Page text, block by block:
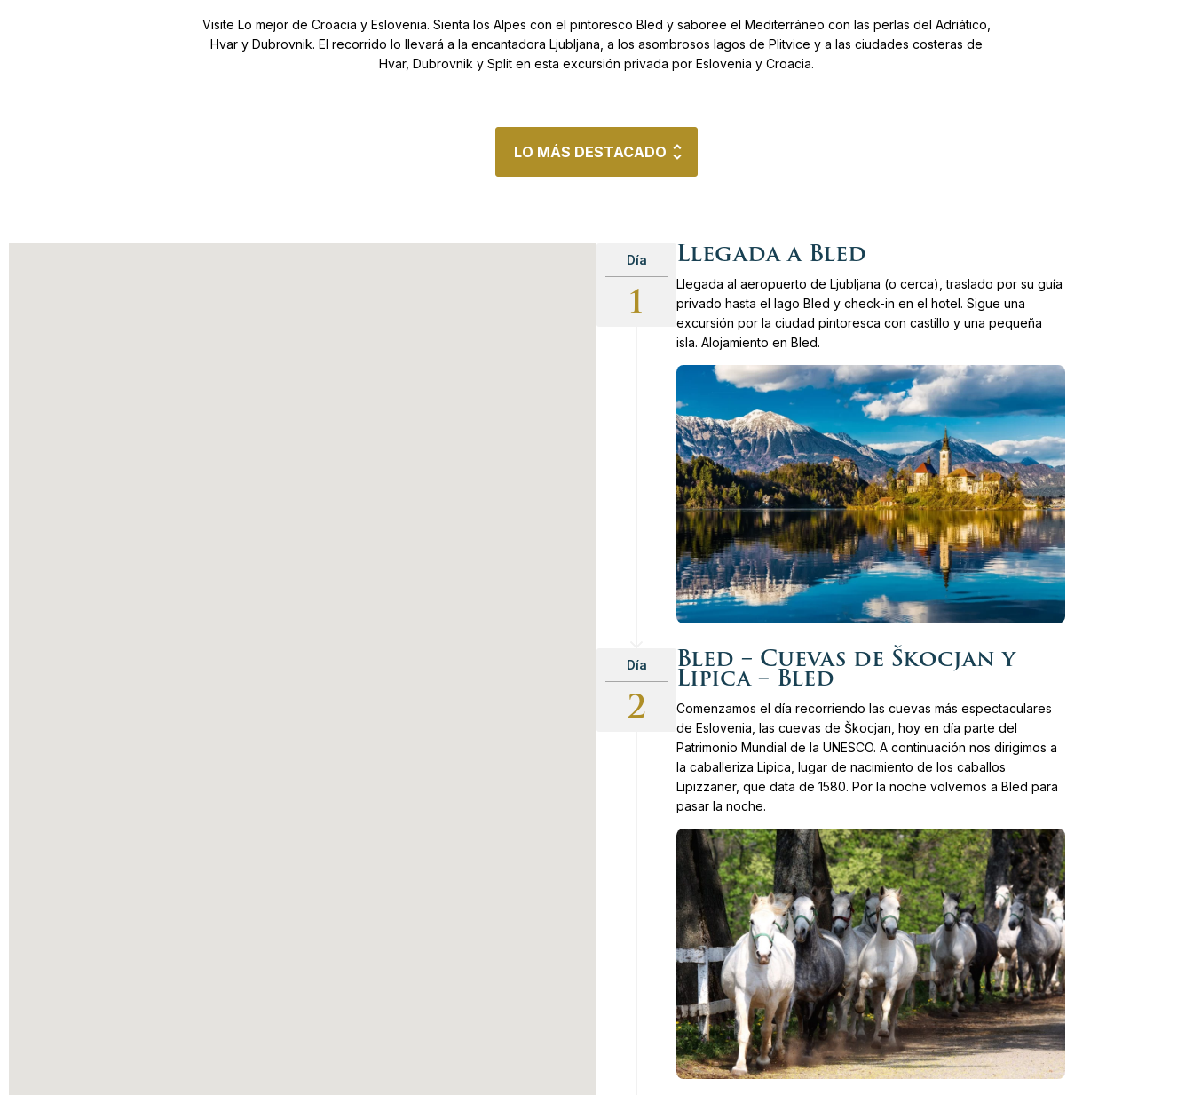
Tour invernal por las capitales de Europa Central
Eslovenia en una semana
Visite Lo mejor de Croacia y Eslovenia. Sienta los Alpes con el pintoresco Bled y saboree el Mediterráneo con las perlas del Adriático,
Hvar y Dubrovnik. El recorrido lo llevará a la encantadora Ljubljana, a los asombrosos lagos de Plitvice y a las ciudades costeras de
Hvar, Dubrovnik y Split en esta excursión privada por Eslovenia y Croacia.
LO MÁS DESTACADO
Destacados del Tour
Cata de vinos en el área de Brda
Restos del Palacio de Diocleciano en Split
Día
1
Llegada a Bled
Llegada al aeropuerto de Ljubljana (o cerca), traslado por su guía
privado hasta el lago Bled y check-in en el hotel. Sigue una
excursión por la ciudad pintoresca con castillo y una pequeña
isla. Alojamiento en Bled.
Día
2
Bled – Cuevas de Škocjan y
Lipica – Bled
Comenzamos el día recorriendo las cuevas más espectaculares
de Eslovenia, las cuevas de Škocjan, hoy en día parte del
Patrimonio Mundial de la UNESCO. A continuación nos dirigimos a
la caballeriza Lipica, lugar de nacimiento de los caballos
Lipizzaner, que data de 1580. Por la noche volvemos a Bled para
pasar la noche.